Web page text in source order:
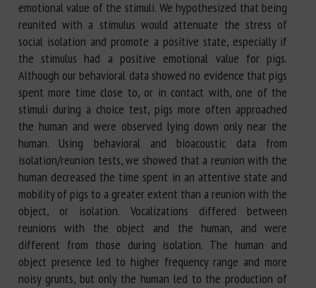
emotional value of the stimuli. We hypothesized that being
reunited with a stimulus would attenuate the stress of
social isolation and promote a positive state, especially if
the stimulus had a positive emotional value for pigs.
Although our behavioral data showed no evidence that pigs
spent more time close to, or in contact with, one of the
stimuli during a choice test, pigs more often approached
the human and were observed lying down only near the
human. Using behavioral and bioacoustic data from
isolation/reunion tests, we showed that a reunion with the
human decreased the time spent in an attentive state and
mobility of pigs to a greater extent than a reunion with the
object, or isolation. Vocalizations differed between
reunions with the object and the human, and were
different from those during isolation. The human and
object presence led to higher frequency range and more
noisy grunts, but only the human led to the production of